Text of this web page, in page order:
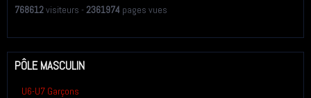
768612visiteurs -2361974 pages vues
PÔLE MASCULIN
U6-U7 Garçons